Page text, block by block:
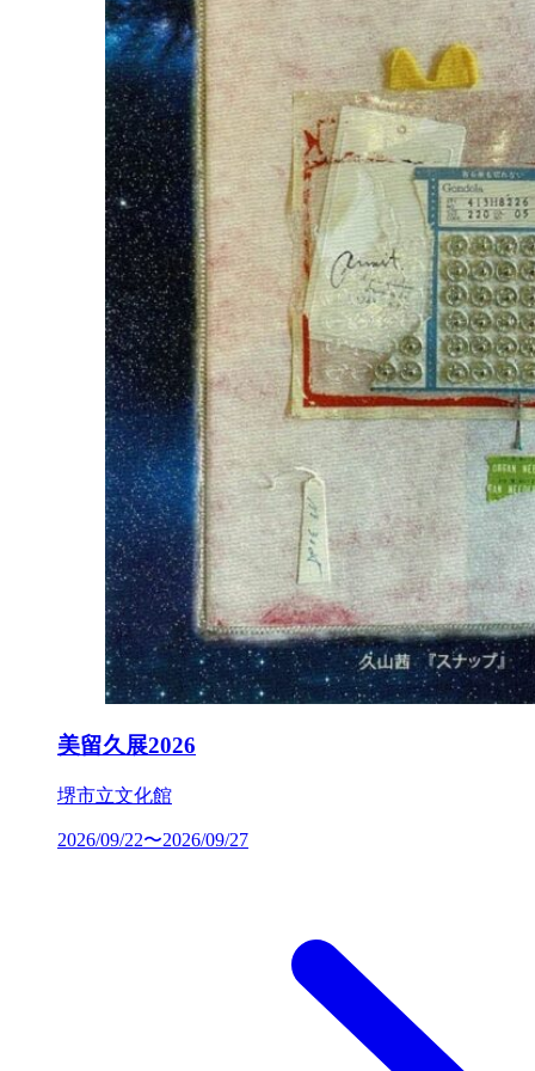
美留久展2026
堺市立文化館
2026/09/22〜2026/09/27